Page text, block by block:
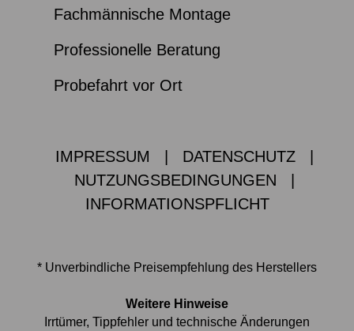
Fachmännische Montage
Professionelle Beratung
Probefahrt vor Ort
IMPRESSUM DATENSCHUTZ
NUTZUNGSBEDINGUNGEN
INFORMATIONSPFLICHT
* Unverbindliche Preisempfehlung des Herstellers
Weitere Hinweise
Irrtümer, Tippfehler und technische Änderungen